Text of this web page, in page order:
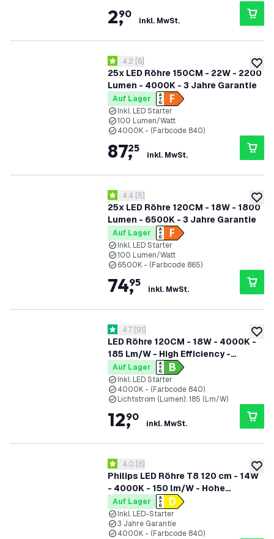
2,
90
inkl. MwSt.
zur
25x LED Röhre 150CM - 22W - 2200
Lumen - 4000K - 3 Jahre Garantie
Bewertungsbereich öffnen
4.2 Bewertungssterne
4.2 [6]
Auf Lager
Inkl. LED Starter
100 Lumen/Watt
4000K - (Farbcode 840)
87,
25
inkl. MwSt.
zur
25x LED Röhre 120CM - 18W - 1800
Lumen - 6500K - 3 Jahre Garantie
Bewertungsbereich öffnen
4.4 Bewertungssterne
4.4 [5]
Auf Lager
Inkl. LED Starter
100 Lumen/Watt
6500K - (Farbcode 865)
74,
95
inkl. MwSt.
zur
LED Röhre 120CM - 18W - 4000K -
185 Lm/W - High Efficiency -
Energieetikette B
Bewertungsbereich öffnen
4.7 Bewertungssterne
4.7 [91]
Auf Lager
Inkl. LED Starter
4000K - (Farbcode 840)
Lichtstrom (Lumen): 185 (Lm/W)
12,
90
inkl. MwSt.
zur
Philips LED Röhre T8 120 cm - 14W
- 4000K - 150 lm/W - Hohe
Effizienz
Bewertungsbereich öffnen
4 Bewertungssterne
4.0 [6]
Auf Lager
Inkl. LED-Starter
3 Jahre Garantie
4000K - (Farbcode 840)